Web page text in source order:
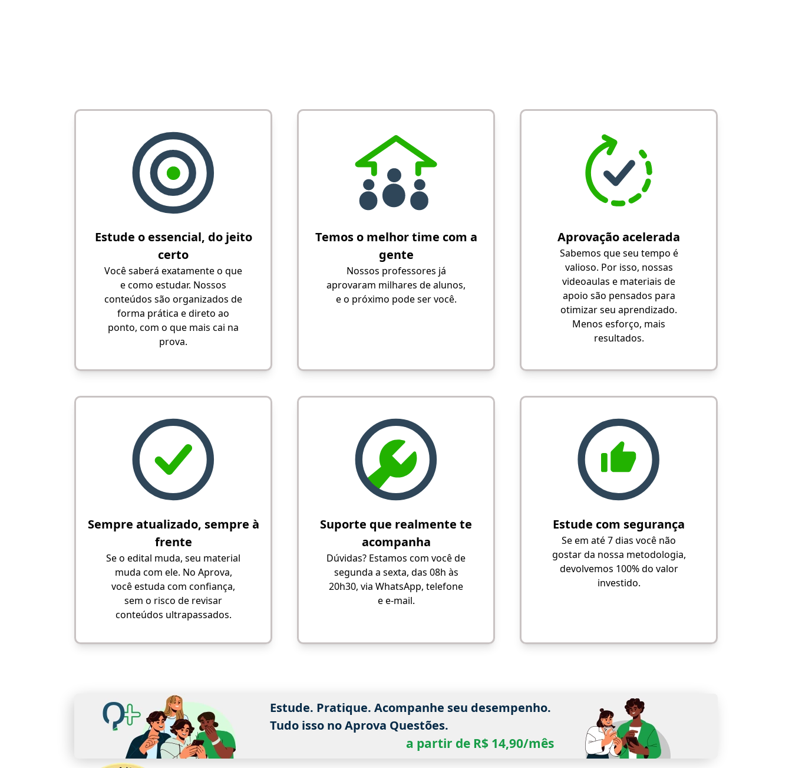
Estude o essencial, do jeito
certo
Você saberá exatamente o que
e como estudar. Nossos
conteúdos são organizados de
forma prática e direto ao
ponto, com o que mais cai na
prova.
Temos o melhor time com a
gente
Nossos professores já
aprovaram milhares de alunos,
e o próximo pode ser você.
Aprovação acelerada
Sabemos que seu tempo é
valioso. Por isso, nossas
videoaulas e materiais de
apoio são pensados para
otimizar seu aprendizado.
Menos esforço, mais
resultados.
Sempre atualizado, sempre à
frente
Se o edital muda, seu material
muda com ele. No Aprova,
você estuda com confiança,
sem o risco de revisar
conteúdos ultrapassados.
Suporte que realmente te
acompanha
Dúvidas? Estamos com você de
segunda a sexta, das 08h às
20h30, via WhatsApp, telefone
e e-mail.
Estude com segurança
Se em até 7 dias você não
gostar da nossa metodologia,
devolvemos 100% do valor
investido.
Estude. Pratique. Acompanhe seu desempenho.
Tudo isso no Aprova Questões.
a partir de R$ 14,90/mês